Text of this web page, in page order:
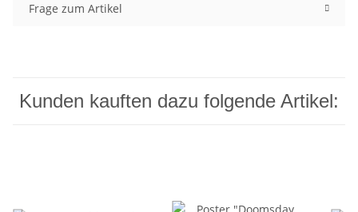
Frage zum Artikel
Kunden kauften dazu folgende Artikel: